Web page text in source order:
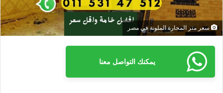
ل
ك
ت
ي
سعر متر المحارة الملونة في مصر
يمكنك التواصل معنا